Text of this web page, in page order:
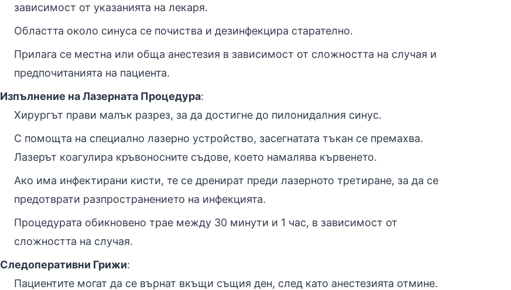
зависимост от указанията на лекаря.
Областта около синуса се почиства и дезинфекцира старателно.
Прилага се местна или обща анестезия в зависимост от сложността на случая и
предпочитанията на пациента.
Изпълнение на Лазерната Процедура:
Хирургът прави малък разрез, за да достигне до пилонидалния синус.
С помощта на специално лазерно устройство, засегнатата тъкан се премахва.
Лазерът коагулира кръвоносните съдове, което намалява кървенето.
Ако има инфектирани кисти, те се дренират преди лазерното третиране, за да се
предотврати разпространението на инфекцията.
Процедурата обикновено трае между 30 минути и 1 час, в зависимост от
сложността на случая.
Следоперативни Грижи:
Пациентите могат да се върнат вкъщи същия ден, след като анестезията отмине.